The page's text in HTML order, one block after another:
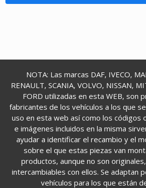
NOTA: Las marcas DAF, IVECO,
RENAULT, SCANIA, VOLVO, NISSAN,
FORD utilizadas en esta WEB, son
fabricantes de los vehículos a los que
uso en esta web así como los códigos
e imágenes incluidos en la misma
ayudar a identificar el recambio y el
sobre el que estas piezas van
productos, aunque no son
intercambiables con ellos. Se adaptan
vehículos para los que están